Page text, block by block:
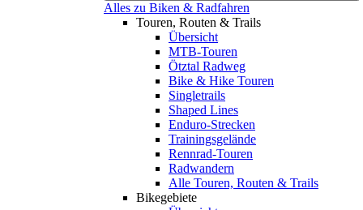
Alles zu Biken & Radfahren
Touren, Routen & Trails
Übersicht
MTB-Touren
Ötztal Radweg
Bike & Hike Touren
Singletrails
Shaped Lines
Enduro-Strecken
Trainingsgelände
Rennrad-Touren
Radwandern
Alle Touren, Routen & Trails
Bikegebiete